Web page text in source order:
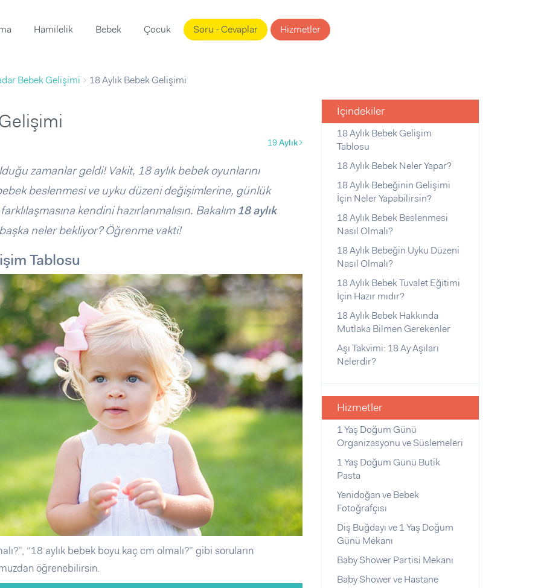
Hamilelik Bebek Çocuk Soru - Cevaplar Hizmetler
Bebek Gelişimi 18 Aylık Bebek Gelişimi
19Aylık
zamanlar geldi! Vakit, 18 aylık bebek oyunlarını
beslenmesi ve uyku düzeni değişimlerine, günlük
kendini hazırlanmalısın. Bakalım18 aylık
neler bekliyor? Öğrenme vakti!
Tablosu
“18 aylık bebek boyu kaç cm olmalı?” gibi soruların
öğrenebilirsin.
İçindekiler
18 Aylık Bebek Gelişim
Tablosu
18 Aylık Bebek Neler Yapar?
18 Aylık Bebeğinin Gelişimi
İçin Neler Yapabilirsin?
18 Aylık Bebek Beslenmesi
Nasıl Olmalı?
18 Aylık Bebeğin Uyku Düzeni
Nasıl Olmalı?
18 Aylık Bebek Tuvalet Eğitimi
İçin Hazır mıdır?
18 Aylık Bebek Hakkında
Mutlaka Bilmen Gerekenler
Aşı Takvimi: 18 Ay Aşıları
Nelerdir?
Hizmetler
1 Yaş Doğum Günü
Organizasyonu ve Süslemeleri
1 Yaş Doğum Günü Butik
Pasta
Yenidoğan ve Bebek
Fotoğrafçısı
Diş Buğdayı ve 1 Yaş Doğum
Günü Mekanı
Baby Shower Partisi Mekanı
Baby Shower ve Hastane